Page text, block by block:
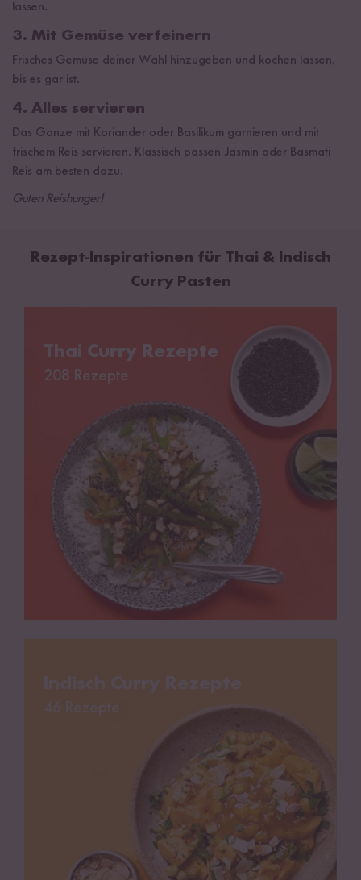
lassen.
3. Mit Gemüse verfeinern
Frisches Gemüse deiner Wahl hinzugeben und kochen lassen,
bis es gar ist.
4. Alles servieren
Das Ganze mit Koriander oder Basilikum garnieren und mit
frischem Reis servieren. Klassisch passen Jasmin oder Basmati
Reis am besten dazu.
Guten Reishunger!
Rezept-Inspirationen für Thai & Indisch
Curry Pasten
Thai Curry Rezepte
208 Rezepte
Indisch Curry Rezepte
46 Rezepte